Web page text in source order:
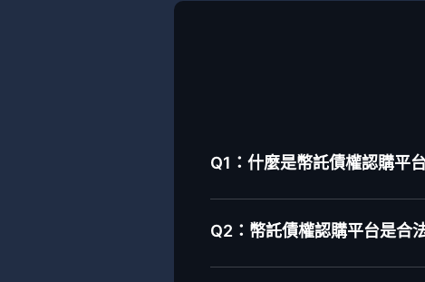
Q1：什麼是幣託債權認購平
Q2：幣託債權認購平台是合